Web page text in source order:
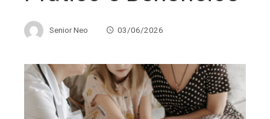
Senior Neo 03/06/2026